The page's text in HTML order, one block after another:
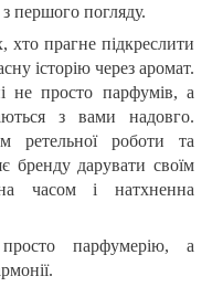
з першого погляду.
прагне підкреслити
історію через аромат.
не просто парфумів, а
з вами надовго.
ретельної роботи та
бренду дарувати своїм
часом і натхненна
парфумерію, а